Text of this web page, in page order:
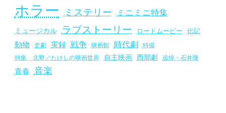
ホラー ミステリー ミニミニ特集
ミュージカル ラブストーリー ロードムービー 伝記
動物 史劇 実録 戦争 映画館 時代劇
特撮
特集 北野／たけしの映画世界
自主映画 西部劇 追悼・石井隆
青春 音楽